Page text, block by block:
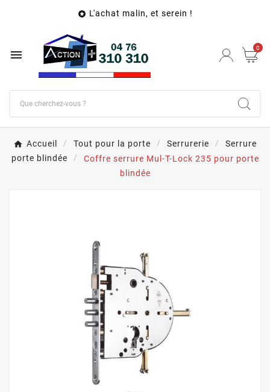
 L'achat malin, et serein !
 0
Accueil Tout pour la porte Serrurerie
Serrure
porte blindée
Coffre serrure Mul-T-Lock 235 pour porte
blindée